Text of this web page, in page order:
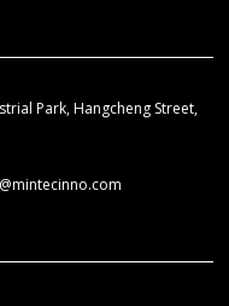
Park, Hangcheng Street,